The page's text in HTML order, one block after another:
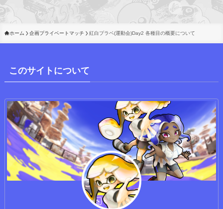
ホーム 企画プライベートマッチ 紅白プラベ(運動会)Day2 各種目の概要について
このサイトについて